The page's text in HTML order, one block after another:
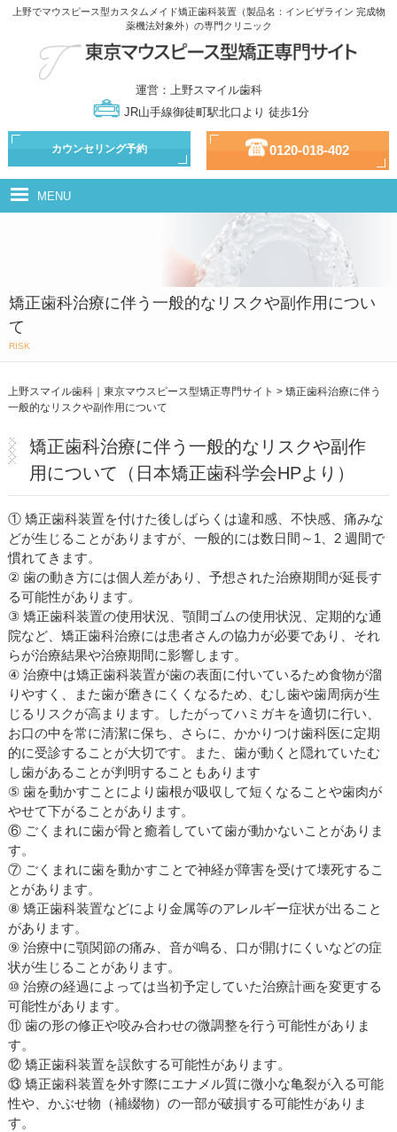
上野でマウスピース型カスタムメイド矯正歯科装置（製品名：インビザライン 完成物
薬機法対象外）の専門クリニック
運営：上野スマイル歯科
JR山手線御徒町駅北口より 徒歩1分
カウンセリング予約 0120-018-402
MENU
マウスピース型カスタムメイド矯正歯科装置（製品名：インビザライン
完成物薬機法対象外）とは
治療の流れ
治療費用
矯正歯科治療に伴う一般的なリスクや副作用につい
て
RISK
上野スマイル歯科｜東京マウスピース型矯正専門サイト > 矯正歯科治療に伴う
一般的なリスクや副作用について
矯正歯科治療に伴う一般的なリスクや副作
用について（日本矯正歯科学会HPより）
① 矯正歯科装置を付けた後しばらくは違和感、不快感、痛みな
どが生じることがありますが、一般的には数日間～1、2 週間で
慣れてきます。
② 歯の動き方には個人差があり、予想された治療期間が延長す
る可能性があります。
③ 矯正歯科装置の使用状況、顎間ゴムの使用状況、定期的な通
院など、矯正歯科治療には患者さんの協力が必要であり、それ
らが治療結果や治療期間に影響します。
④ 治療中は矯正歯科装置が歯の表面に付いているため食物が溜
りやすく、また歯が磨きにくくなるため、むし歯や歯周病が生
じるリスクが高まります。したがってハミガキを適切に行い、
お口の中を常に清潔に保ち、さらに、かかりつけ歯科医に定期
的に受診することが大切です。また、歯が動くと隠れていたむ
し歯があることが判明することもあります
⑤ 歯を動かすことにより歯根が吸収して短くなることや歯肉が
やせて下がることがあります。
⑥ ごくまれに歯が骨と癒着していて歯が動かないことがありま
す。
⑦ ごくまれに歯を動かすことで神経が障害を受けて壊死するこ
とがあります。
⑧ 矯正歯科装置などにより金属等のアレルギー症状が出ること
があります。
⑨ 治療中に顎関節の痛み、音が鳴る、口が開けにくいなどの症
状が生じることがあります。
⑩ 治療の経過によっては当初予定していた治療計画を変更する
可能性があります。
⑪ 歯の形の修正や咬み合わせの微調整を行う可能性がありま
す。
⑫ 矯正歯科装置を誤飲する可能性があります。
⑬ 矯正歯科装置を外す際にエナメル質に微小な亀裂が入る可能
性や、かぶせ物（補綴物）の一部が破損する可能性がありま
す。